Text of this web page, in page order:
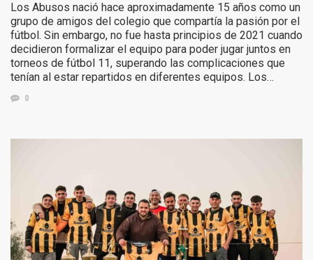
Los Abusos nació hace aproximadamente 15 años como un
grupo de amigos del colegio que compartía la pasión por el
fútbol. Sin embargo, no fue hasta principios de 2021 cuando
decidieron formalizar el equipo para poder jugar juntos en
torneos de fútbol 11, superando las complicaciones que
tenían al estar repartidos en diferentes equipos. Los…
0